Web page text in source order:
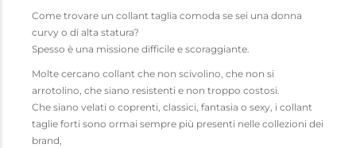
Come trovare un collant taglia comoda se sei una donna
curvy o di alta statura?
Spesso è una missione difficile e scoraggiante.
Molte cercano collant che non scivolino, che non si
arrotolino, che siano resistenti e non troppo costosi.
Che siano velati o coprenti, classici, fantasia o sexy, i collant
taglie forti sono ormai sempre più presenti nelle collezioni dei
brand,